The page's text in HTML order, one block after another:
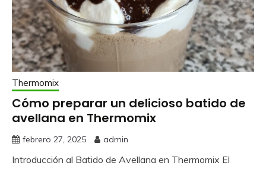
Thermomix
Cómo preparar un delicioso batido de
avellana en Thermomix
febrero 27, 2025 admin
Introducción al Batido de Avellana en Thermomix El